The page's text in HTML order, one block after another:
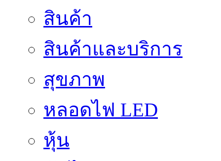
สินค้า
สินค้าและบริการ
สุขภาพ
หลอดไฟ LED
หุ้น